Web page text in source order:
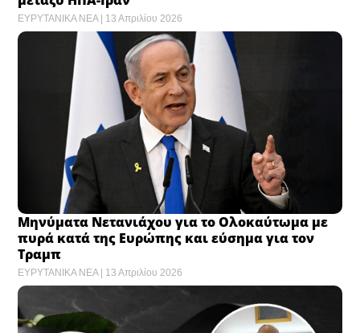
ΕΥΡΥΤΑΝΙΚΑ ΝΕΑ 13 Απριλίου 2026
Μηνύματα Νετανιάχου για το Ολοκαύτωμα με
πυρά κατά της Ευρώπης και εύσημα για τον
Τραμπ
ΕΥΡΥΤΑΝΙΚΑ ΝΕΑ 13 Απριλίου 2026